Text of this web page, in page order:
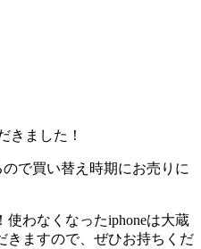
きました！
で買い替え時期にお売りに
わなくなったiphoneは大蔵
きますので、ぜひお持ちくだ